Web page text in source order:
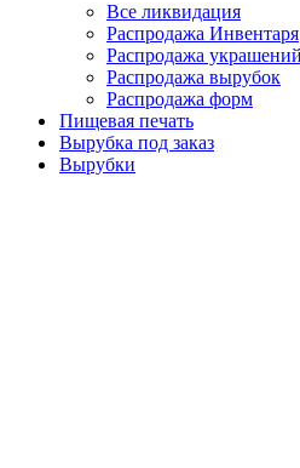
Все ликвидация
Распродажа Инвентаря
Распродажа украшений
Распродажа вырубок
Распродажа форм
Пищевая печать
Вырубка под заказ
Вырубки